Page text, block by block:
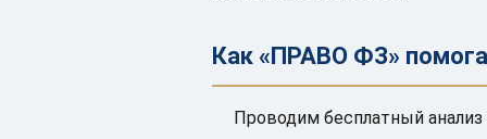
Как «ПРАВО ФЗ»
Проводим бесплатный